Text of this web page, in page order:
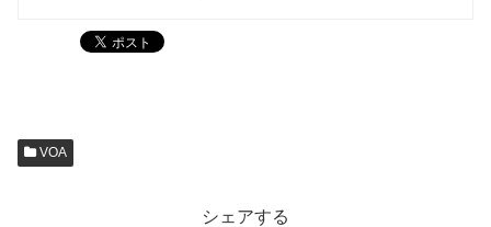
VOA
シェアする